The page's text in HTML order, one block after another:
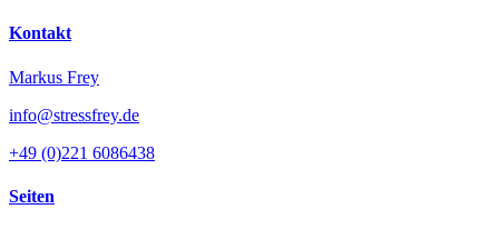
Kontakt
Markus Frey
info@stressfrey.de
+49 (0)221 6086438
Seiten